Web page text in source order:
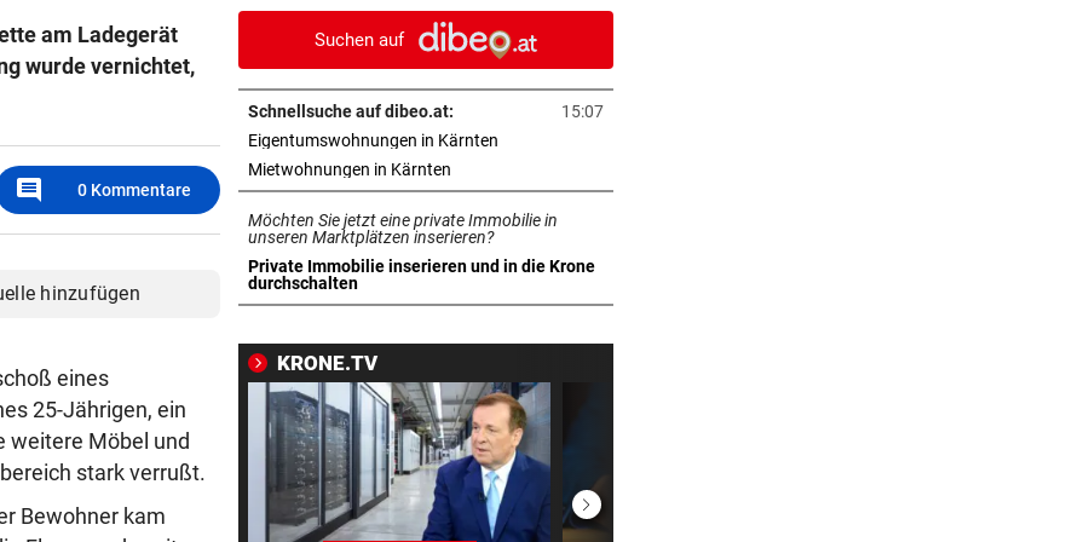
am Ladegerät
wurde vernichtet,
comment 0 Kommentare
hinzufügen
eines
25-Jährigen, ein
weitere Möbel und
stark verrußt.
Bewohner kam
BRENZLIGE SITUATION vor 39 Minuten
Trumps Heli beinahe mit
Passagierjet kollidiert
OFFENSIVE VERSTÄRKUNG
Wunschspieler! GAK angelt sich
junges ÖFB-Juwel
AUCH NEUER THEMENWEG vor einer Stunde
Nationalpark sucht wieder den
„JEDE MENGE HILFE“
Rihanna braucht ein Team für ihre
drei Kinder
GROSSEINSATZ IN WIEN vor einer Stunde
Dorotheum-Überfall: Täter in
Suchen auf
Schnellsuche auf dibeo.at:
15:07
Eigentumswohnungen in Kärnten
Mietwohnungen in Kärnten
Möchten Sie jetzt eine private Immobilie in
unseren Marktplätzen inserieren?
Private Immobilie inserieren und in die Krone
durchschalten
in neuem Tab öffnen
KRONE.TV